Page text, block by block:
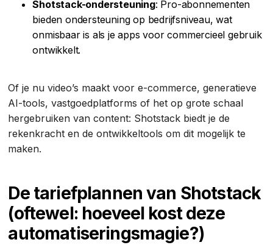
Shotstack-ondersteuning: Pro-abonnementen
bieden ondersteuning op bedrijfsniveau, wat
onmisbaar is als je apps voor commercieel gebruik
ontwikkelt.
Of je nu video’s maakt voor e-commerce, generatieve
AI-tools, vastgoedplatforms of het op grote schaal
hergebruiken van content: Shotstack biedt je de
rekenkracht en de ontwikkeltools om dit mogelijk te
maken.
De tariefplannen van Shotstack
(oftewel: hoeveel kost deze
automatiseringsmagie?)